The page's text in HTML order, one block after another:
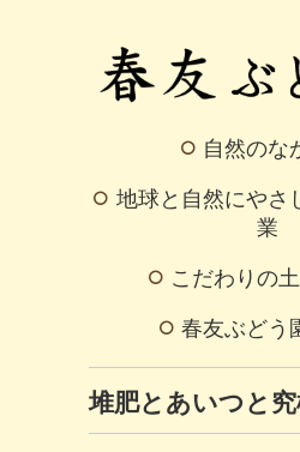
自然のな
地球と自然にやさ
業
こだわりの
春友ぶどう
堆肥とあいつと